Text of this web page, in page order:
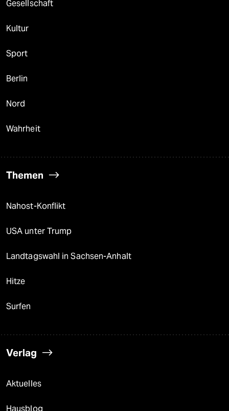
Gesellschaft
Kultur
Sport
Berlin
Nord
Wahrheit
Themen
Nahost-Konflikt
USA unter Trump
Landtagswahl in Sachsen-Anhalt
Hitze
Surfen
Verlag
Aktuelles
Hausblog